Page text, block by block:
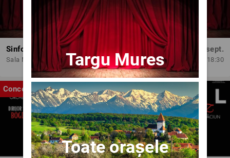
Sinfonia do Brasil - Concert dedicat Zilei Independenței Braziliei
Sala Mare ONB
Vin, 18 sept.
18:30
Concert
Targu Mures
Toate orașele